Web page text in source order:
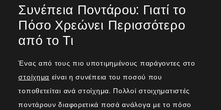
Συνέπεια Ποντάρου: Γιατί το
Πόσο Χρεώνει Περισσότερο
από το Τι
Ένας από τους πιο υποτιμημένους παράγοντες στο
στοίχημα είναι η συνέπεια του ποσού που
τοποθετείται ανά στοίχημα. Πολλοί στοιχηματιστές
ποντάρουν διαφορετικά ποσά ανάλογα με το πόσο